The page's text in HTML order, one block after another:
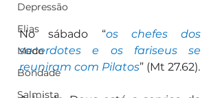
Depressão
Elias
Medo
Bondade
Salmista
No sábado “os chefes dos
sacerdotes e os fariseus se
reuniram com Pilatos” (Mt 27.62).